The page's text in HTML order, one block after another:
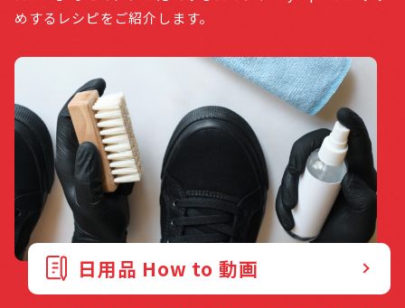
めするレシピをご紹介します。
日用品 How to 動画